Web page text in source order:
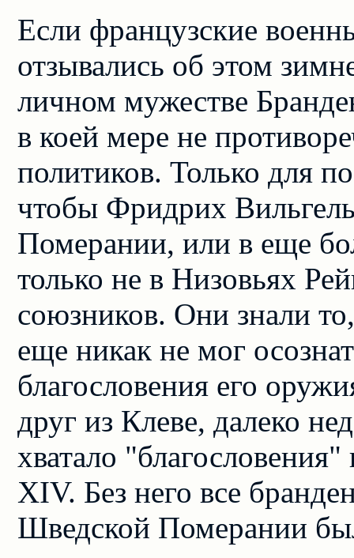
Если французские
отзывались об этом
личном мужестве
в коей мере не
политиков. Только для
чтобы Фридрих
Померании, или в еще
только не в Низовьях
союзников. Они знали
еще никак не мог
благословения его
друг из Клеве, далеко
хватало
XIV. Без него все
Шведской Померании